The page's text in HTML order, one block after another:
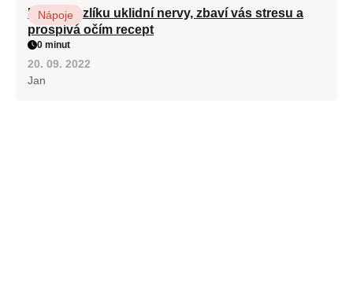
Kořen kozlíku uklidní nervy, zbaví vás stresu a
prospívá očím recept
Nápoje
0 minut
20. 09. 2022
Jan